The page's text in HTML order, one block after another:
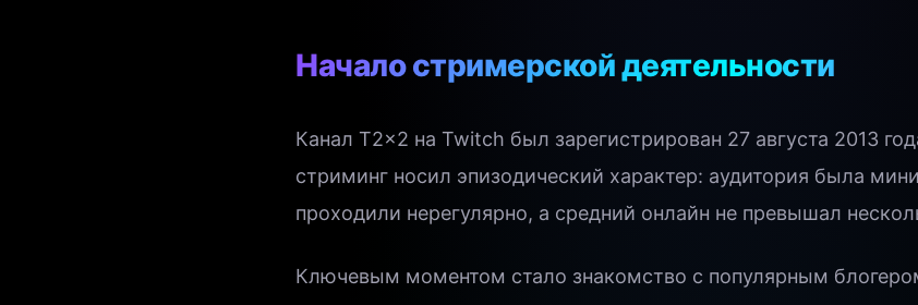
Начало стримерской деятельности
Канал T2x2 на Twitch был зарегистрирован 27 августа 2013
стриминг носил эпизодический характер: аудитория была
проходили нерегулярно, а средний онлайн не превышал
Ключевым моментом стало знакомство с популярным